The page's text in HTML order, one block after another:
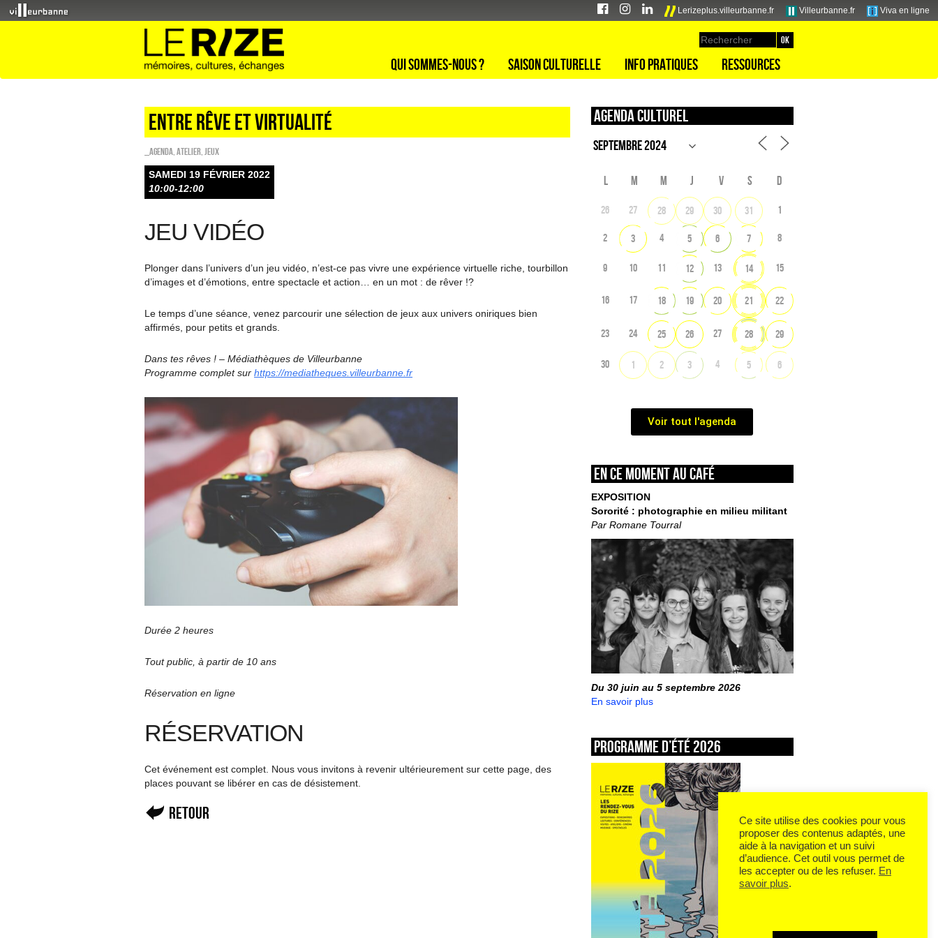
Lerizeplus.villeurbanne.fr Villeurbanne.fr Viva en ligne
Qui sommes-nous ? Saison culturelle Info pratiques Ressources
Entre rêve et virtualité
_Agenda Atelier Jeux
SAMEDI 19 FÉVRIER 2022
10:00-12:00
JEU VIDÉO
Plonger dans l’univers d’un jeu vidéo, n’est-ce pas vivre une expérience virtuelle riche, tourbillon
d’images et d’émotions, entre spectacle et action… en un mot : de rêver !?
Le temps d’une séance, venez parcourir une sélection de jeux aux univers oniriques bien
affirmés, pour petits et grands.
Dans tes rêves ! – Médiathèques de Villeurbanne
Programme complet sur https://mediatheques.villeurbanne.fr
Durée 2 heures
Tout public, à partir de 10 ans
Réservation en ligne
RÉSERVATION
Cet événement est complet. Nous vous invitons à revenir ultérieurement sur cette page, des
places pouvant se libérer en cas de désistement.
Retour
Agenda culturel
L M M J V S D
26 27 28 29 30 31 1
2 3 4 5 6 7 8
9 10 11 12 13 14 15
16 17 18 19 20 21 22
23 24 25 26 27 28 29
30 1 2 3 4 5 6
Voir tout l'agenda
En ce moment au café
EXPOSITION
Sororité : photographie en milieu militant
Par Romane Tourral
Du 30 juin au 5 septembre 2026
En savoir plus
Programme d’été 2026
Ce site utilise des cookies pour vous
proposer des contenus adaptés, une
aide à la navigation et un suivi
d’audience. Cet outil vous permet de
les accepter ou de les refuser. En
savoir plus.